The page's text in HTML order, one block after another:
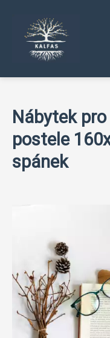
Nábytek
postele
spánek